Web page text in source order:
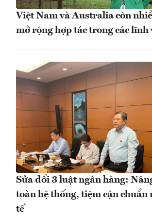
Việt Nam và Australia còn
mở rộng hợp tác trong các lĩnh
Sửa đổi 3 luật ngân hàng:
toàn hệ thống, tiệm cận chuẩn
tế